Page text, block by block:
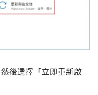
後選擇「立即重新啟